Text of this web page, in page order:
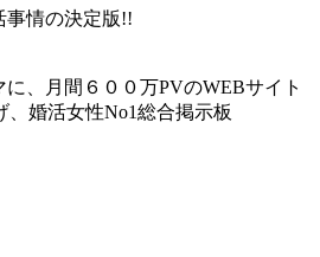
事情の決定版!!
、月間６００万PVのWEBサイト
、婚活女性No1総合掲示板